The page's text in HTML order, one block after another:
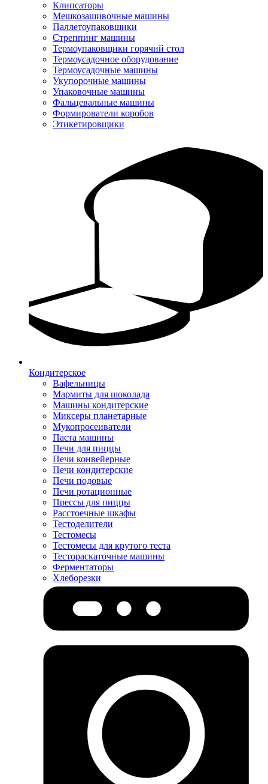
Клипсаторы
Мешкозашивочные машины
Паллетоупаковщики
Стреппинг машины
Термоупаковщики горячий стол
Термоусадочное оборудование
Термоусадочные машины
Укупорочные машины
Упаковочные машины
Фальцевальные машины
Формирователи коробов
Этикетировщики
Кондитерское
Вафельницы
Мармиты для шоколада
Машины кондитерские
Миксеры планетарные
Мукопросеиватели
Паста машины
Печи для пиццы
Печи конвейерные
Печи кондитерские
Печи подовые
Печи ротационные
Прессы для пиццы
Расстоечные шкафы
Тестоделители
Тестомесы
Тестомесы для крутого теста
Тестораскаточные машины
Ферментаторы
Хлеборезки